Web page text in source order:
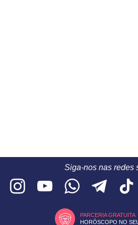
Siga-nos nas redes
PARCERIA GRATUITA
HORÓSCOPO NO